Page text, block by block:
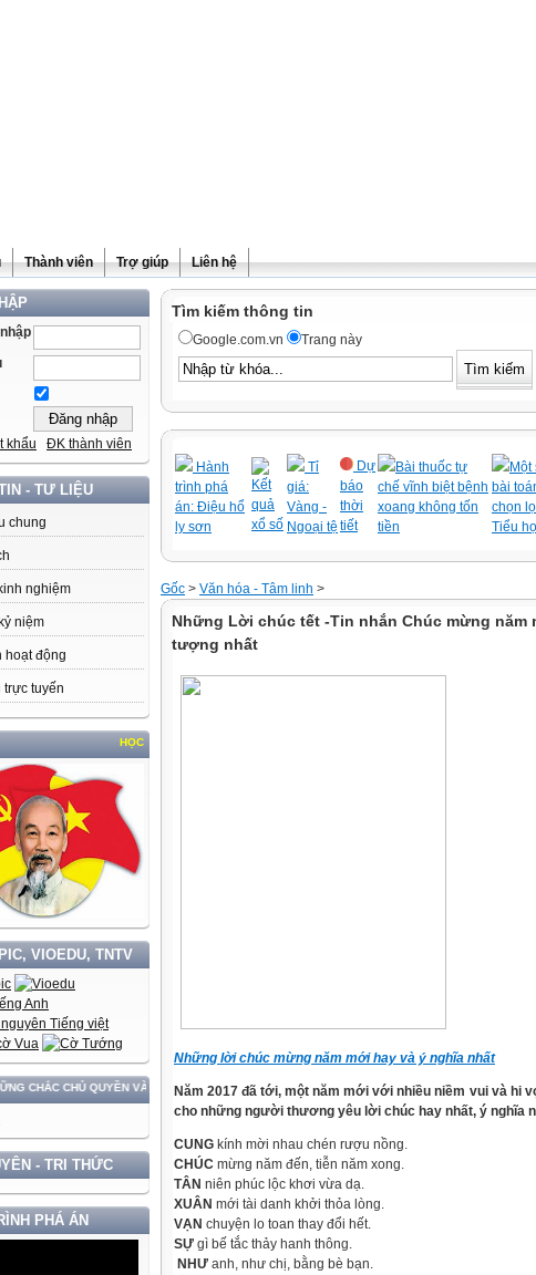
Thành viên Trợ giúp Liên hệ
khẩu ĐK thành viên
- TƯ LIỆU
chung
nghiệm
niệm
hoạt động
trực tuyến
HỌC TẬP VÀ LÀM THEO TƯ TƯỞNG, ĐẠO ĐỨC, PHONG CÁCH HỒ CHÍ MINH
VIOEDU, TNTV
QUYỀN VÀ ĐỘC LẬP DÂN TỘC!
- TRI THỨC
PHÁ ÁN
Tìm kiếm thông tin
Google.com.vn Trang này
Hành
trình phá
án: Điệu hổ
ly sơn
Kết
quả
xổ số
Tỉ
giá:
Vàng -
Ngoại tệ
Dự
báo
thời
tiết
Bài thuốc tự
chế vĩnh biệt bệnh
xoang không tốn
tiền
Một
bài
chọn
Tiểu
Gốc > Văn hóa - Tâm linh >
Những Lời chúc tết -Tin nhắn Chúc mừng năm
tượng nhất
Những lời chúc mừng năm mới hay và ý nghĩa nhất
Năm 2017 đã tới, một năm mới với nhiều niềm vui và hi
cho những người thương yêu lời chúc hay nhất, ý nghĩa
CUNG kính mời nhau chén rượu nồng.
CHÚC mừng năm đến, tiễn năm xong.
TÂN niên phúc lộc khơi vừa dạ.
XUÂN mới tài danh khởi thỏa lòng.
VẠN chuyện lo toan thay đổi hết.
SỰ gì bế tắc thảy hanh thông.
NHƯ anh, như chị, bằng bè bạn.